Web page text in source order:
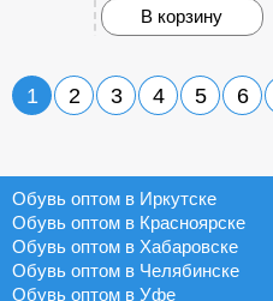
В корзину
1 2 3 4 5 6
Обувь оптом в Иркутске
Обувь оптом в Красноярске
Обувь оптом в Хабаровске
Обувь оптом в Челябинске
Обувь оптом в Уфе